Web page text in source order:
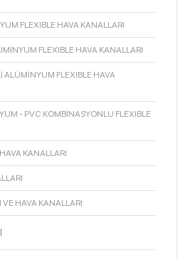
FLEXIBLE HAVA KANALLARI
FLEXIBLE HAVA KANALLARI
ALÜMİNYUM FLEXIBLE HAVA
- PVC KOMBİNASYONLU FLEXIBLE
KANALLARI
HAVA KANALLARI